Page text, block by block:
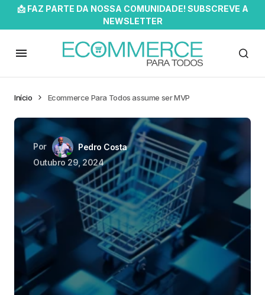
📩 FAZ PARTE DA NOSSA COMUNIDADE! SUBSCREVE A
NEWSLETTER
Início Ecommerce Para Todos assume ser MVP
Por
Pedro Costa
Outubro 29, 2024